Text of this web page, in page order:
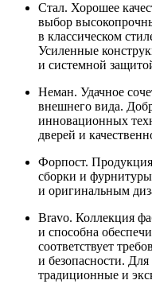
Стал. Хорошее
выбор
в классическом
Усиленные
и системной
Неман. Удачное
внешнего вида.
инновационных
дверей и
Форпост.
сборки и
и оригинальным
Bravo. Коллекция
и способна
соответствует
и безопасности.
традиционные и